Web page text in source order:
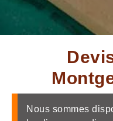
Nous sommes